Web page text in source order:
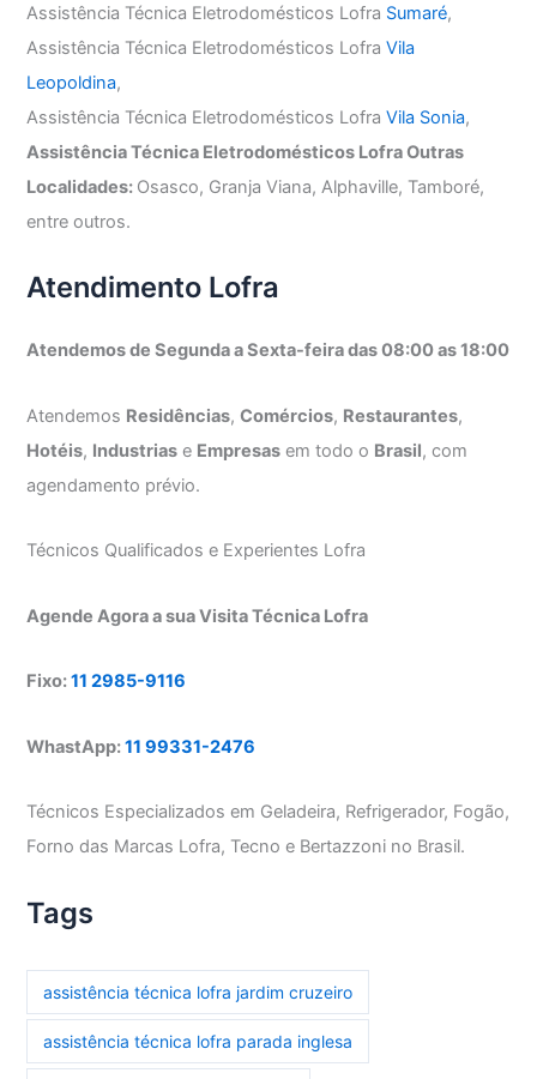
Assistência Técnica Eletrodomésticos Lofra Sumaré,
Assistência Técnica Eletrodomésticos LofraVila
Leopoldina,
Assistência Técnica Eletrodomésticos LofraVila Sonia,
Assistência Técnica Eletrodomésticos Lofra Outras
Localidades: Osasco, Granja Viana, Alphaville, Tamboré,
entre outros.
Atendimento Lofra
Atendemos de Segunda a Sexta-feira das 08:00 as 18:00
Atendemos Residências,Comércios, Restaurantes,
Hotéis, Industrias e Empresas em todo o Brasil, com
agendamento prévio.
Técnicos Qualificados e Experientes Lofra
Agende Agora a sua Visita Técnica Lofra
Fixo:11 2985-9116
WhastApp:11 99331-2476
Técnicos Especializados em Geladeira, Refrigerador, Fogão,
Forno das Marcas Lofra, Tecno e Bertazzoni no Brasil.
Tags
assistência técnica lofra jardim cruzeiro
assistência técnica lofra parada inglesa